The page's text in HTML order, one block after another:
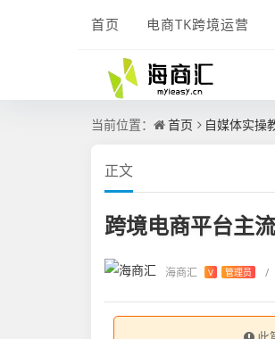
首页 电商TK跨境运营
当前位置： 首页 自媒体实操
正文
跨境电商平台主
海商汇 V 管理员 /